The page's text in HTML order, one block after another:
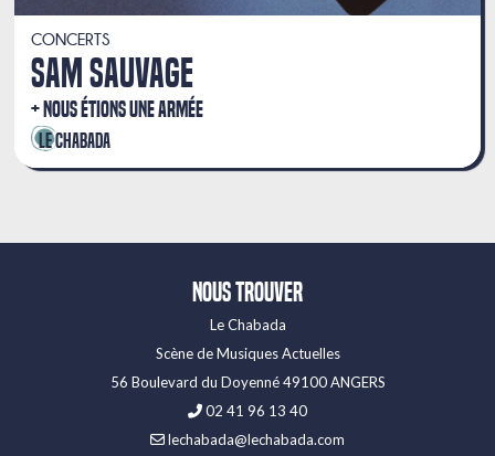
CONCERTS
SAM SAUVAGE
NOUS ÉTIONS UNE ARMÉE
Le Chabada
Nous trouver
Le Chabada
Scène de Musiques Actuelles
56 Boulevard du Doyenné 49100 ANGERS
02 41 96 13 40
lechabada@lechabada.com